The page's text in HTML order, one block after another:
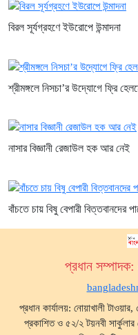
বিরল সূর্যগ্রহণে ইউরোপে উন্মাদনা
শ্রীমঙ্গলে নিসচা’র উদ্যোগে ফ্রি
নাসার বিজ্ঞানী রেজাউল হক আর নেই
বাঁচতে চায় বিষু বেপারী
প্রধান সম্পাদক:
প্রধান কার্যালয়: নোয়াখালী
প্রকাশিত ও ৫২/২ টয়নবী